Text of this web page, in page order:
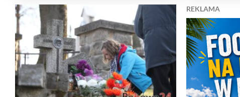
REKLAMA